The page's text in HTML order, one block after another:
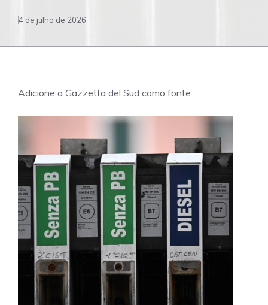
4 de julho de 2026
Adicione a Gazzetta del Sud como fonte